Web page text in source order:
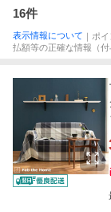
16件
表示情報について ｜ポ
払額等の正確な情報（